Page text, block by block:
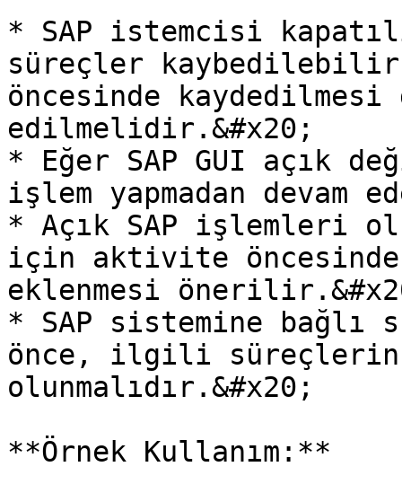
* SAP istemcisi
süreçler
öncesinde
edilmelidir.&#x20;
* Eğer SAP GUI açık
işlem yapmadan devam
* Açık SAP işlemleri
için aktivite öncesinde
eklenmesi
* SAP sistemine bağlı
önce, ilgili süreçlerin
olunmalıdır.&#x20;
**Örnek Kullanım:**